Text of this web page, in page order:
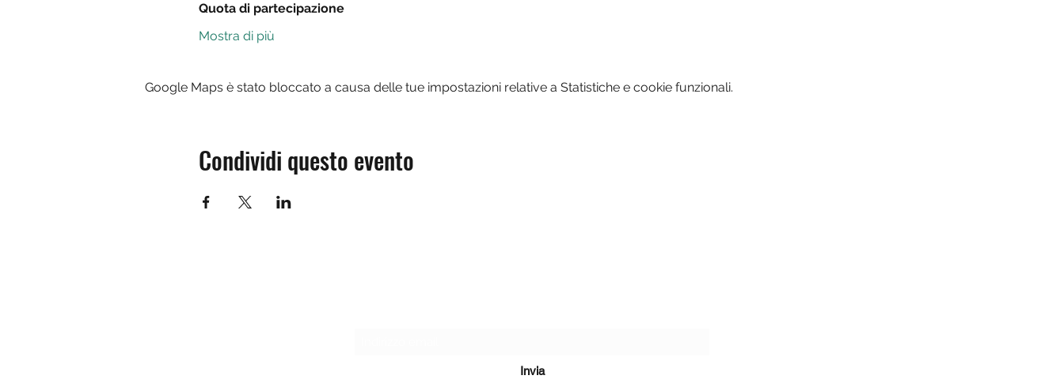
Quota di partecipazione
Mostra di più
Google Maps è stato bloccato a causa delle tue impostazioni relative a Statistiche e cookie funzionali.
Condividi questo evento
Invia